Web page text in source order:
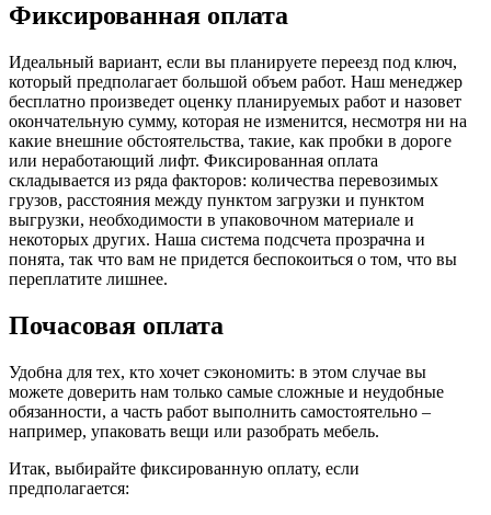
Фиксированная оплата
Идеальный вариант, если вы планируете переезд под ключ,
который предполагает большой объем работ. Наш менеджер
бесплатно произведет оценку планируемых работ и назовет
окончательную сумму, которая не изменится, несмотря ни на
какие внешние обстоятельства, такие, как пробки в дороге
или неработающий лифт. Фиксированная оплата
складывается из ряда факторов: количества перевозимых
грузов, расстояния между пунктом загрузки и пунктом
выгрузки, необходимости в упаковочном материале и
некоторых других. Наша система подсчета прозрачна и
понята, так что вам не придется беспокоиться о том, что вы
переплатите лишнее.
Почасовая оплата
Удобна для тех, кто хочет сэкономить: в этом случае вы
можете доверить нам только самые сложные и неудобные
обязанности, а часть работ выполнить самостоятельно –
например, упаковать вещи или разобрать мебель.
Итак, выбирайте фиксированную оплату, если
предполагается: